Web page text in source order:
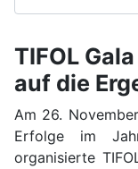
TIFOL
auf die
Am 26.
Erfolge im
organisierte